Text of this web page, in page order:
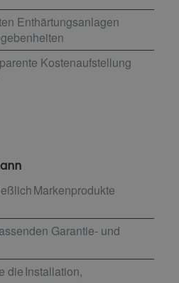
Enthärtungsanlagen
Kostenaufstellung
Markenprodukte
Garantie- und
die Installation,